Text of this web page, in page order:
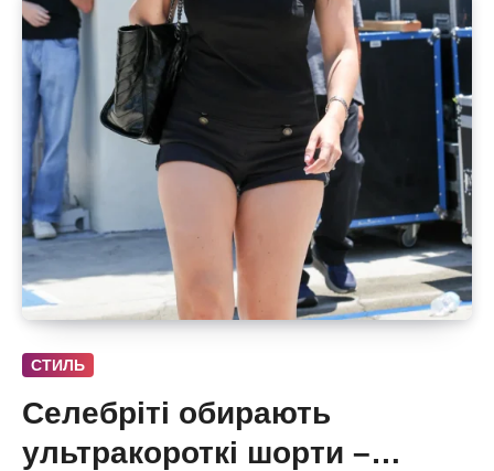
СТИЛЬ
Селебріті обирають
ультракороткі шорти –